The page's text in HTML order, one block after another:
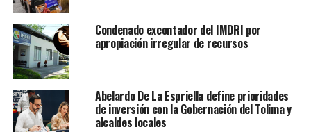
Condenado excontador del IMDRI por
apropiación irregular de recursos
Abelardo De La Espriella define prioridades
de inversión con la Gobernación del Tolima y
alcaldes locales